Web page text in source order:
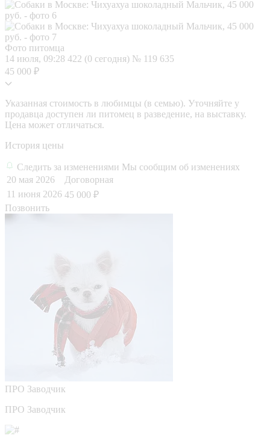
Фото питомца
14 июля, 09:28 422 (0 сегодня) № 119 635
45 000 ₽
Указанная стоимость в любимцы (в семью). Уточняйте у
продавца доступен ли питомец в разведение, на выставку.
Цена может отличаться.
История цены
Следить за изменениями Мы сообщим об изменениях
20 мая 2026
Договорная
11 июня 2026 45 000 ₽
Позвонить
ПРО Заводчик
ПРО Заводчик